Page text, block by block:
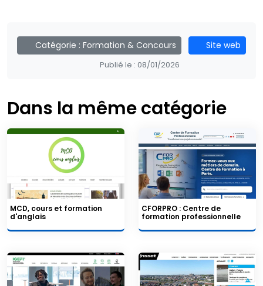
Catégorie : Formation & Concours Site web
Publié le : 08/01/2026
Dans la même catégorie
MCD, cours et formation
d'anglais
CFORPRO : Centre de
formation professionnelle